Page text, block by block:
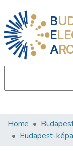
B
E
A
Communities &
Home
Budapest-